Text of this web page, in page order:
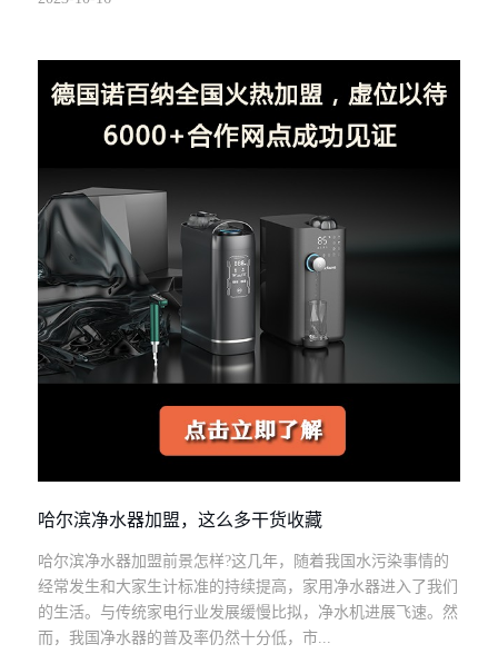
哈尔滨净水器加盟，这么多干货收藏
哈尔滨净水器加盟前景怎样?这几年，随着我国水污染事情的
经常发生和大家生计标准的持续提高，家用净水器进入了我们
的生活。与传统家电行业发展缓慢比拟，净水机进展飞速。然
而，我国净水器的普及率仍然十分低，市...